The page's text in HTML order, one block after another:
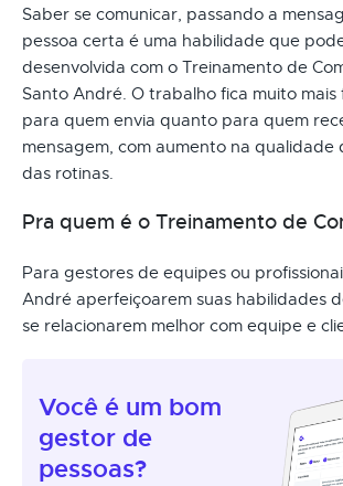
Saber se comunicar, passando a
pessoa certa é uma habilidade que
desenvolvida com o Treinamento de
Santo André. O trabalho fica muito
para quem envia quanto para quem
mensagem, com aumento na qualidade
das rotinas.
Pra quem é o Treinamento de
Para gestores de equipes ou
André aperfeiçoarem suas habilidades
se relacionarem melhor com equipe e
Você é um bom
gestor de
pessoas?